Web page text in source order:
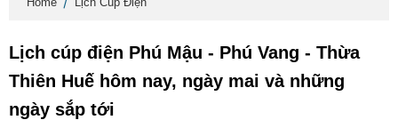
Lịch cúp điện Phú Mậu - Phú Vang - Thừa
Thiên Huế hôm nay, ngày mai và những
ngày sắp tới